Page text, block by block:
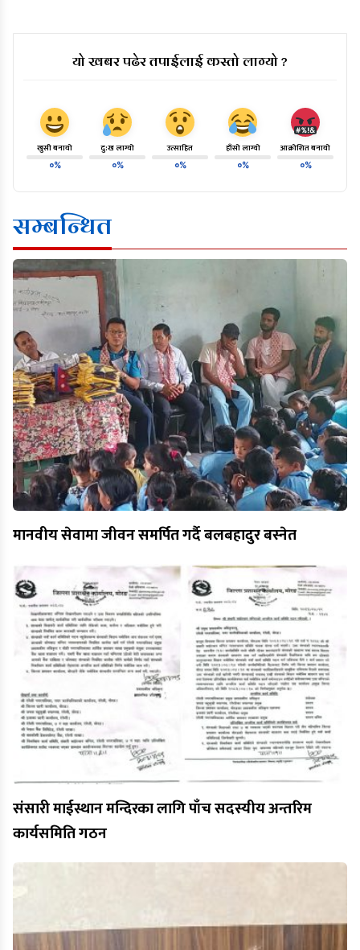
यो खबर पढेर तपाईलाई कस्तो लाग्यो ?
खुसी बनायो
०%
दु:ख लाग्यो
०%
उत्साहित
०%
हाँसो लाग्यो
०%
आक्रोशित बनायो
०%
सम्बन्धित
मानवीय सेवामा जीवन समर्पित गर्दै बलबहादुर बस्नेत
संसारी माईस्थान मन्दिरका लागि पाँच सदस्यीय अन्तरिम
कार्यसमिति गठन